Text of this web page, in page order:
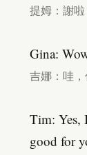
提姆：謝啦
Gina:
吉娜：哇，
Tim: Yes,
good for